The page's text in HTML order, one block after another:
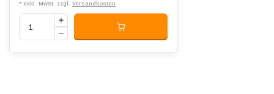
* exkl. MwSt. zzgl. Versandkosten